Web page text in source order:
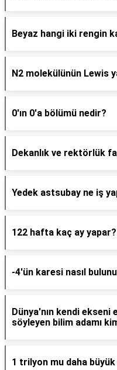
Beyaz hangi iki rengin
N2 molekülünün Lewis
0'ın 0'a bölümü nedir?
Dekanlık ve rektörlük
Yedek astsubay ne iş
122 hafta kaç ay yapar?
-4'ün karesi nasıl
Dünya'nın kendi ekseni
söyleyen bilim adamı
1 trilyon mu daha